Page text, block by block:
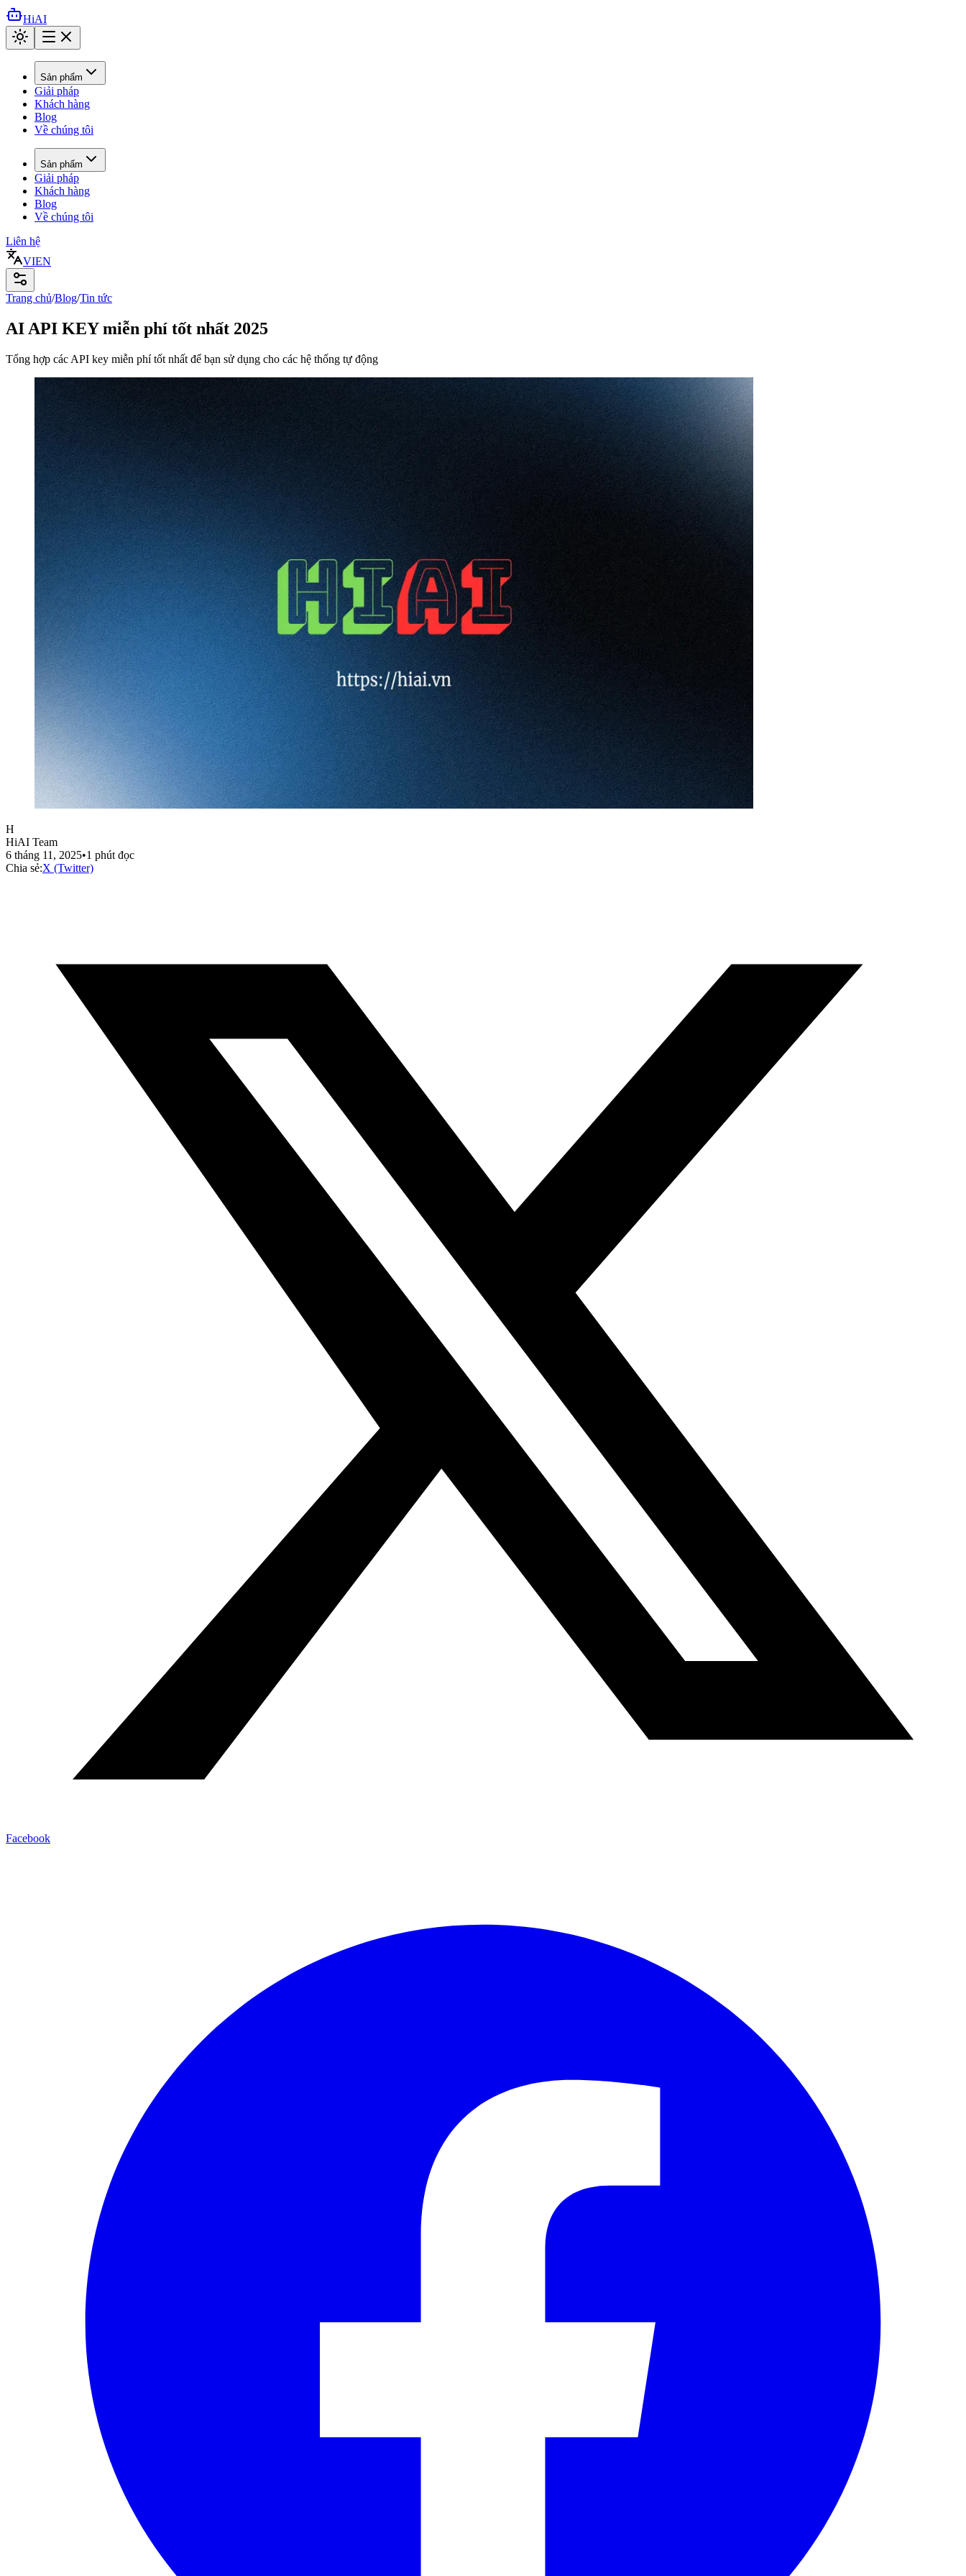
HiAI
Sản phẩm
Giải pháp
Khách hàng
Blog
Về chúng tôi
Sản phẩm
Giải pháp
Khách hàng
Blog
Về chúng tôi
Liên hệ
VIEN
Trang chủ/Blog/Tin tức
AI API KEY miễn phí tốt nhất 2025
Tổng hợp các API key miễn phí tốt nhất để bạn sử dụng cho các hệ thống tự động
H
HiAI Team
6 tháng 11, 2025•1 phút đọc
Chia sẻ:X (Twitter)
Facebook